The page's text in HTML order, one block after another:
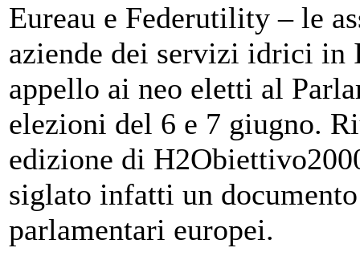
Eureau e Federutility – le
aziende dei servizi idrici in
appello ai neo eletti al
elezioni del 6 e 7 giugno.
edizione di
siglato infatti un
parlamentari europei.